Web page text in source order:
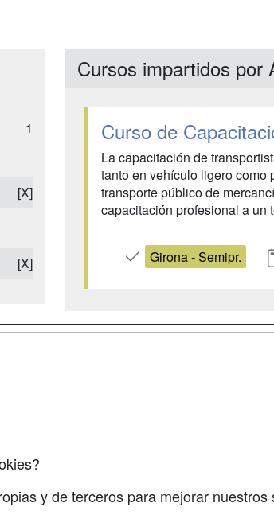
1
[X]
[X]
Cursos impartidos por
Curso de
La capacitación de
tanto en vehículo ligero como
transporte público de
capacitación profesional a un
Girona - Semipr.
y de terceros para mejorar